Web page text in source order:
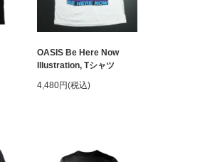
OASIS Be Here Now
Illustration, Tシャツ
4,480円(税込)